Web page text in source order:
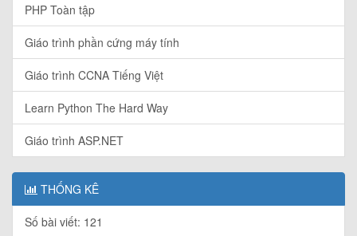
PHP Toàn tập
Giáo trình phần cứng máy tính
Giáo trình CCNA Tiếng Việt
Learn Python The Hard Way
Giáo trình ASP.NET
THỐNG KÊ
Số bài viết: 121